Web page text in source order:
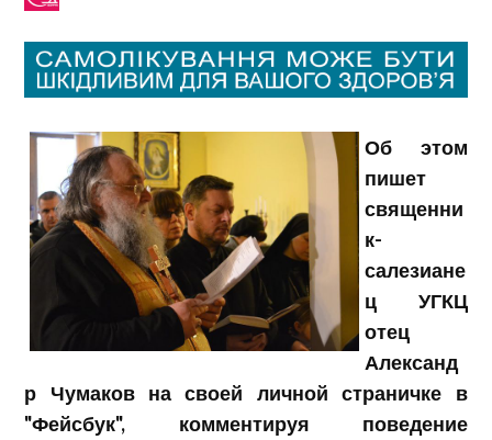
Об этом
пишет
священни
к-
салезиане
ц УГКЦ
отец
Александ
р Чумаков на своей личной страничке в
"Фейсбук", комментируя поведение